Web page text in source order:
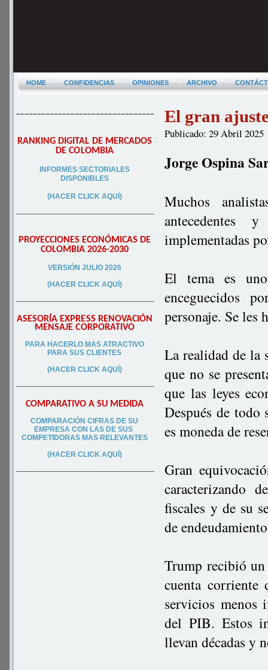
HOME CONFIDENCIAS OPINIONES ARCHIVO
–––––––––––––––––––––––––––––––––
RANKING DIGITAL DE MERCADOS
DE COLOMBIA
INFORMES SECTORIALES
DISPONIBLES
(HACER CLICK AQUÍ)
–––––––––––––––––––––––––––––––––
PROYECCIONES ECONÓMICAS DE
COLOMBIA 2026-2030
VERSIÓN JULIO 2026
(HACER CLICK AQUÍ)
–––––––––––––––––––––––––––––––––
ASESORÍA EXPRESS RENOVACIÓN
MENSAJE CORPORATIVO
PARA HACERLO MAS ATRACTIVO
PARA SUS CLIENTES
(HACER CLICK AQUÍ)
–––––––––––––––––––––––––––––––––
COMPARATIVO A SU MEDIDA
COMPARACIÓN CIFRAS DE SU
EMPRESA CON LAS DE SUS
COMPETIDORAS MAS RELEVANTES
(HACER CLICK AQUÍ)
–––––––––––––––––––––––––––––––––
El gran
Publicado: 29 Abril 2025
Jorge Ospina
Muchos
antecedentes
implementadas
El tema es
enceguecidos
personaje. Se
La realidad de la
que no se
que las leyes
Después de todo
es moneda de
Gran
caracterizando
fiscales y de su
de
Trump recibió
cuenta corriente
servicios menos
del PIB. Estos
llevan décadas y